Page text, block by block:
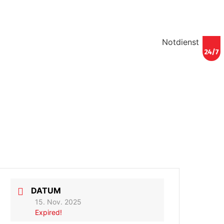
Notdienst
DATUM
15. Nov. 2025
Expired!